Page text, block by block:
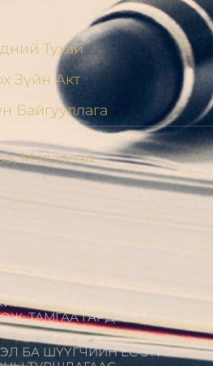
Тухай
Зүйн Акт
Байгууллага
Мэдээлэл
УДИРДАХ
ЕРӨНХИЙ ШҮҮГЧЭЭР
ТАМГАА ГАРДАН АВЛАА
БА ШҮҮГЧИЙН ЁС ЗҮЙ: